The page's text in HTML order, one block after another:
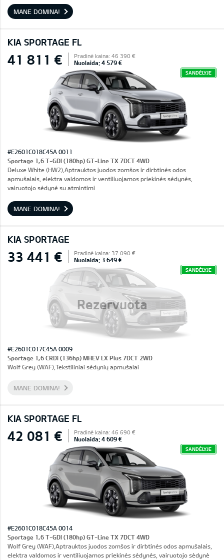
MANE DOMINA!
KIA SPORTAGE FL
41 811 € Pradinė kaina: 46 390 €
Nuolaida: 4 579 €
SANDĖLYJE
#E2601C018C45A 0011
Sportage 1,6 T-GDI (180hp) GT-Line TX 7DCT 4WD
Deluxe White (HW2),Aptrauktos juodos zomšos ir dirbtinės odos
apmušalais, elektra valdomos ir ventiliuojamos priekinės sėdynės,
vairuotojo sėdynė su atmintimi
MANE DOMINA!
KIA SPORTAGE
Rezervuota
33 441 € Pradinė kaina: 37 090 €
Nuolaida: 3 649 €
SANDĖLYJE
#E2601C017C45A 0009
Sportage 1,6 CRDi (136hp) MHEV LX Plus 7DCT 2WD
Wolf Grey (WAF),Tekstiliniai sėdynių apmušalai
MANE DOMINA!
KIA SPORTAGE FL
42 081 € Pradinė kaina: 46 690 €
Nuolaida: 4 609 €
SANDĖLYJE
#E2601C018C45A 0014
Sportage 1,6 T-GDI (180hp) GT-Line TX 7DCT 4WD
Wolf Grey (WAF),Aptrauktos juodos zomšos ir dirbtinės odos apmušalais,
elektra valdomos ir ventiliuojamos priekinės sėdynės, vairuotojo sėdynė